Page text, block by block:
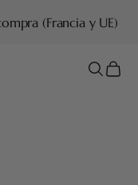
(Francia y UE)
Buscar
Cesta